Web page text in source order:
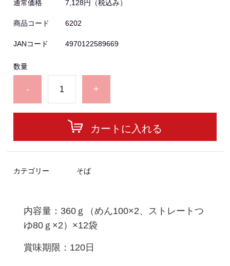
通常価格 7,128円 （税込み）
商品コード 6202
JANコード 4970122589669
数量
- +
カートに入れる
カテゴリー そば
内容量：360ｇ（めん100×2、ストレートつ
ゆ80ｇ×2）×12袋
賞味期限：120日